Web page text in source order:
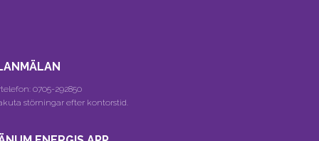
0705-292850
störningar efter kontorstid.